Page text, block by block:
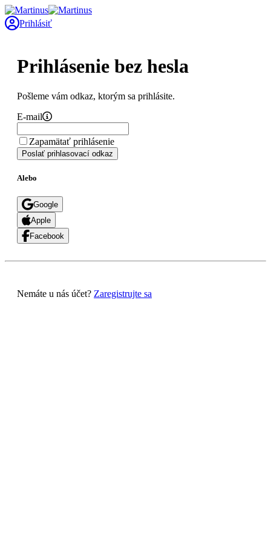
Prihlásiť
Prihlásenie bez hesla
Pošleme vám odkaz, ktorým sa prihlásite.
E-mail
Zapamätať prihlásenie
Poslať prihlasovací odkaz
Alebo
Google
Apple
Facebook
Nemáte u nás účet? Zaregistrujte sa